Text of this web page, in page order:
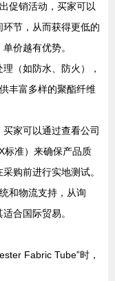
促销活动，买家可以
节，从而获得更低的
价越有优势。
（如防水、防火），
丰富多样的聚酯纤维
家可以通过查看公司
标准）来确保产品质
购前进行实地测试。
和物流支持，从询
合国际贸易。
Fabric Tube”时，